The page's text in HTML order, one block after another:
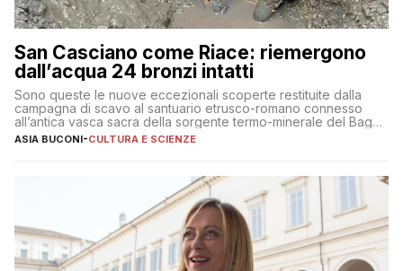
San Casciano come Riace: riemergono
dall’acqua 24 bronzi intatti
Sono queste le nuove eccezionali scoperte restituite dalla
campagna di scavo al santuario etrusco-romano connesso
all’antica vasca sacra della sorgente termo-minerale del Bagno
Grande
ASIA BUCONI-CULTURA E SCIENZE